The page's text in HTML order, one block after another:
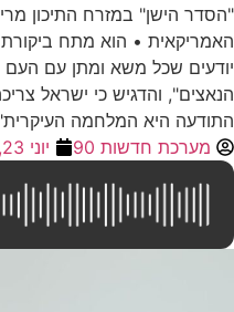
"הסדר הישן" במזרח התיכון
האמריקאית • הוא מתח
יודעים שכל משא ומתן עם
הנאצים", והדגיש כי ישראל
התודעה היא המלחמה העיקרית"
מערכת חדשות 90
יוני 23, 2026